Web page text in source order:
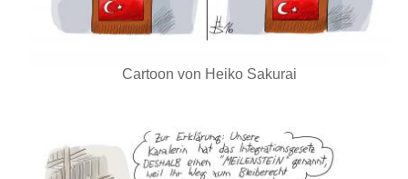
Cartoon von Heiko Sakurai